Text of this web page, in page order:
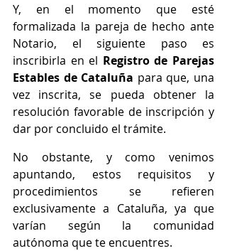
Y, en el momento que esté
formalizada la pareja de hecho ante
Notario, el siguiente paso es
inscribirla en el Registro de Parejas
Estables de Cataluña para que, una
vez inscrita, se pueda obtener la
resolución favorable de inscripción y
dar por concluido el trámite.
No obstante, y como venimos
apuntando, estos requisitos y
procedimientos se refieren
exclusivamente a Cataluña, ya que
varían según la comunidad
autónoma que te encuentres.